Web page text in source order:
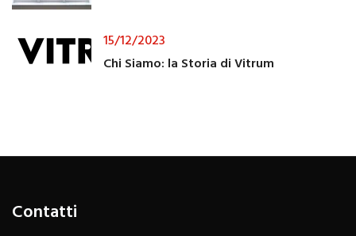
15/12/2023
Chi Siamo: la Storia di Vitrum
Contatti